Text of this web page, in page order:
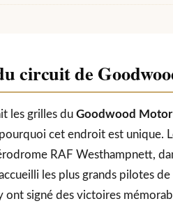
circuit de
les grilles du Goodwood
cet endroit est unique.
RAF Westhampnett,
les plus grands pilotes
ont signé des victoires